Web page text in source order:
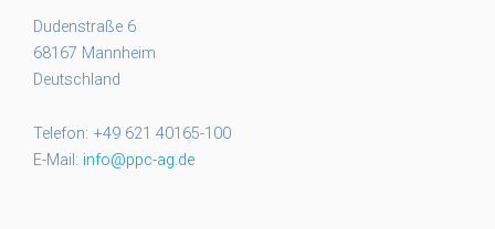
Dudenstraße 6
68167 Mannheim
Deutschland
Telefon: +49 621 40165-100
E-Mail: info@ppc-ag.de